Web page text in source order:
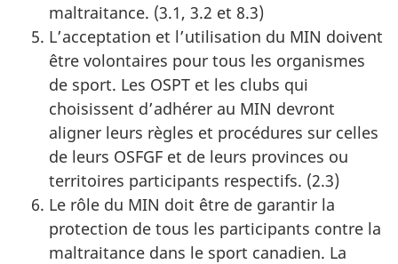
maltraitance. (3.1, 3.2 et 8.3)
L’acceptation et l’utilisation du MIN doivent
être volontaires pour tous les organismes
de sport. Les OSPT et les clubs qui
choisissent d’adhérer au MIN devront
aligner leurs règles et procédures sur celles
de leurs OSFGF et de leurs provinces ou
territoires participants respectifs. (2.3)
Le rôle du MIN doit être de garantir la
protection de tous les participants contre la
maltraitance dans le sport canadien. La